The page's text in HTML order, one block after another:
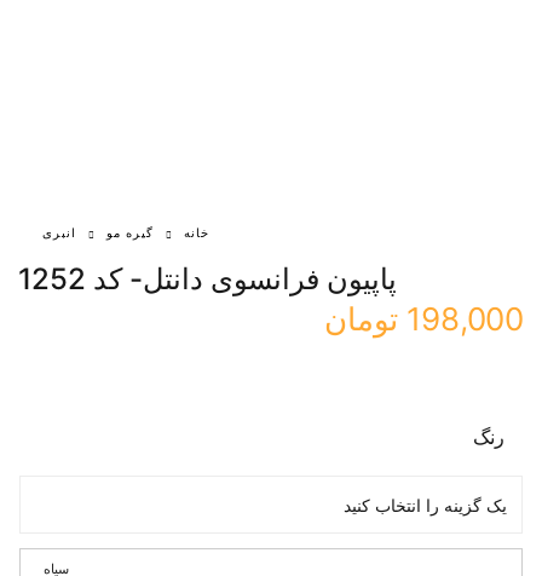
خانه گیره مو انبری
پاپیون فرانسوی دانتل- کد 1252
198,000 تومان
رنگ
سیاه